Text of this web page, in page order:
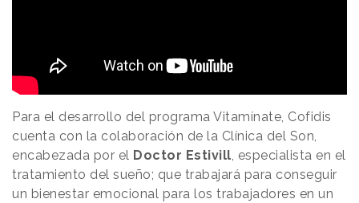
Para el desarrollo del programa Vitamínate, Cofidis
cuenta con la colaboración de la Clínica del Son,
encabezada por el Doctor Estivill, especialista en el
tratamiento del sueño; que trabajará para conseguir
un bienestar emocional para los trabajadores en un